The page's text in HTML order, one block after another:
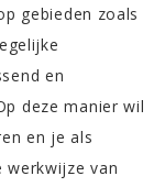
gebieden zoals
en
deze manier wil
en je als
werkwijze van